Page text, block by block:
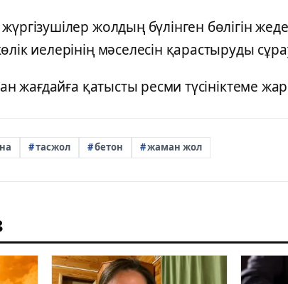
жолдың бүлінген бөлігін
иелерінің мәселесін қарастыруды
жағдайға қатысты ресми түсініктеме
тасжол бетон жаман жол